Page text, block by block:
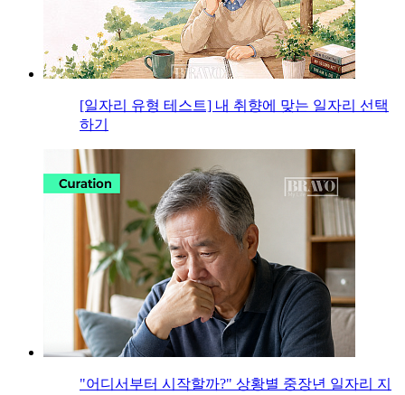
[일자리 유형 테스트] 내 취향에 맞는 일자리 선택
하기
"어디서부터 시작할까?" 상황별 중장년 일자리 지